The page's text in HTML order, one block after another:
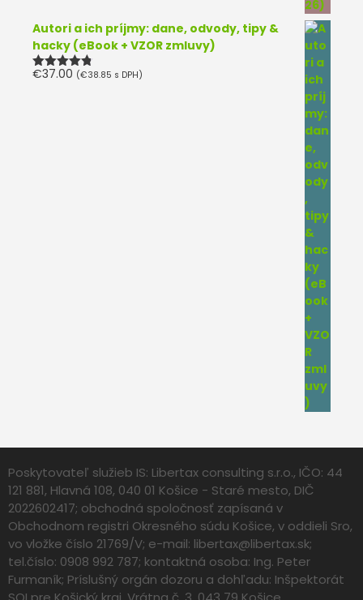
Autori a ich príjmy: dane, odvody, tipy &
hacky (eBook + VZOR zmluvy)
Hodnotenie
€37.00 (€38.85 s DPH)
Poskytovateľ služieb IS: Libertax consulting s.r.o., IČO: 44
121 881, Hlavná 108, 040 01 Košice - Staré mesto, DIČ
2022602417; obchodná spoločnosť zapísaná v
Obchodnom registri Okresného súdu Košice, v oddieli Sro,
vo vložke číslo 21769/V; e-mail: libertax@libertax.sk;
tel.číslo: 0908 992 787; kontaktná osoba: Ing. Peter
Furmaník; Príslušný orgán dozoru a dohľadu: Inšpektorát